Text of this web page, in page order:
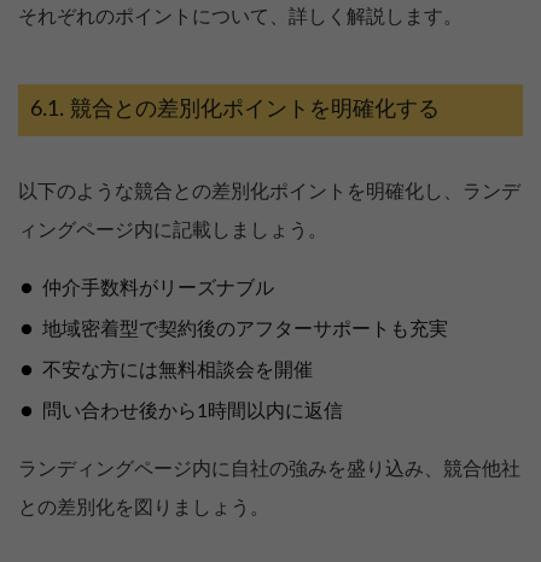
それぞれのポイントについて、詳しく解説します。
競合との差別化ポイントを明確化する
以下のような競合との差別化ポイントを明確化し、ランデ
ィングページ内に記載しましょう。
仲介手数料がリーズナブル
地域密着型で契約後のアフターサポートも充実
不安な方には無料相談会を開催
問い合わせ後から1時間以内に返信
ランディングページ内に自社の強みを盛り込み、競合他社
との差別化を図りましょう。